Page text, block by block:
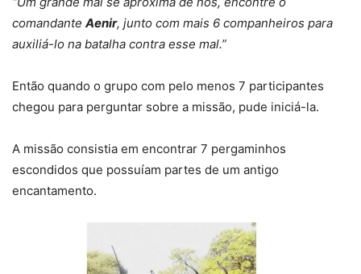
comandante Aenir, junto com mais 6 companheiros para
auxiliá-lo na batalha contra esse mal.”
Então quando o grupo com pelo menos 7 participantes
chegou para perguntar sobre a missão, pude iniciá-la.
A missão consistia em encontrar 7 pergaminhos
escondidos que possuíam partes de um antigo
encantamento.